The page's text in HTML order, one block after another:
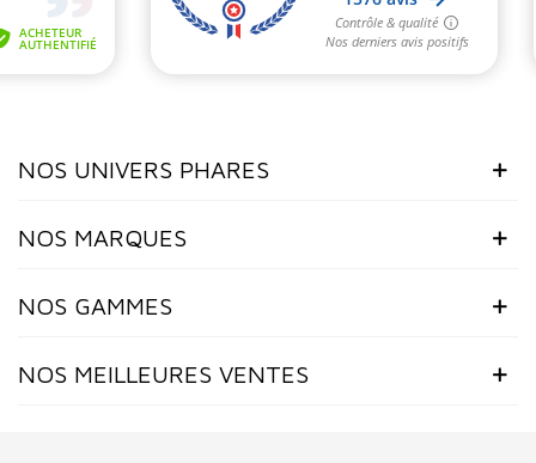
NOS UNIVERS PHARES
NOS MARQUES
NOS GAMMES
NOS MEILLEURES VENTES